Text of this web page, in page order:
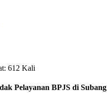
612 Kali
Pelayanan BPJS di Subang